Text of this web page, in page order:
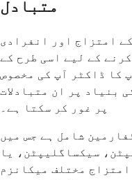
متبادل
امتزاج اور انفرادی
کے لیے اسی طرح کے
کا ڈاکٹر آپ کی مخصوص
بنیاد پر ان متبادلات
پر غور کر سکتا ہے۔
شامل ہے جس میں
سیکساگلیپٹن، یا
مختلف میکانزم